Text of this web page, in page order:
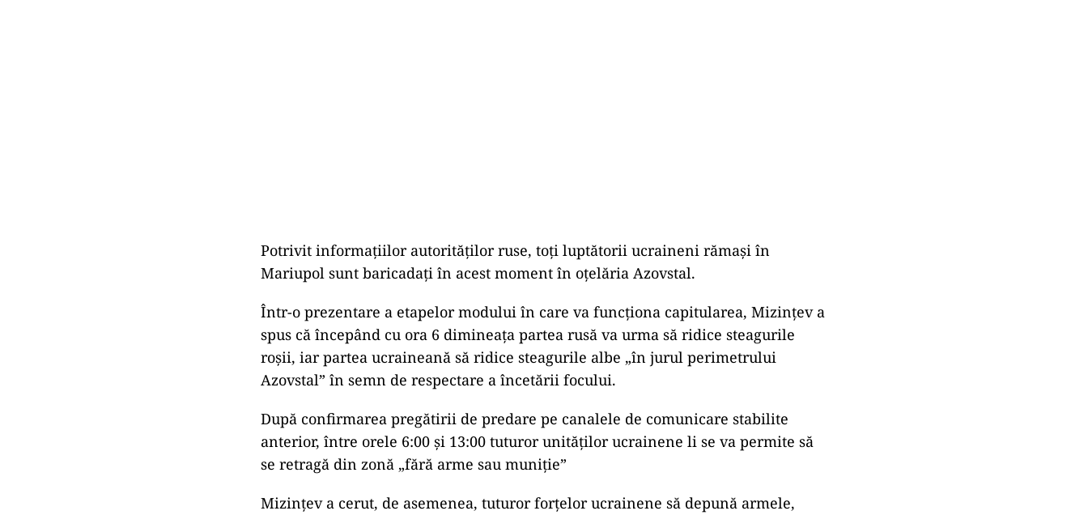
Potrivit informaţiilor autorităţilor ruse, toţi luptătorii ucraineni rămaşi în
Mariupol sunt baricadaţi în acest moment în oţelăria Azovstal.
Într-o prezentare a etapelor modului în care va funcţiona capitularea, Mizinţev a
spus că începând cu ora 6 dimineaţa partea rusă va urma să ridice steagurile
roşii, iar partea ucraineană să ridice steagurile albe „în jurul perimetrului
Azovstal” în semn de respectare a încetării focului.
După confirmarea pregătirii de predare pe canalele de comunicare stabilite
anterior, între orele 6:00 şi 13:00 tuturor unităţilor ucrainene li se va permite să
se retragă din zonă „fără arme sau muniţie”
Mizinţev a cerut, de asemenea, tuturor forţelor ucrainene să depună armele,